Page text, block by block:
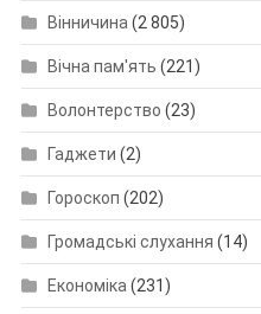
Вінничина (2 805)
Вічна пам'ять (221)
Волонтерство (23)
Гаджети (2)
Гороскоп (202)
Громадські слухання (14)
Економіка (231)